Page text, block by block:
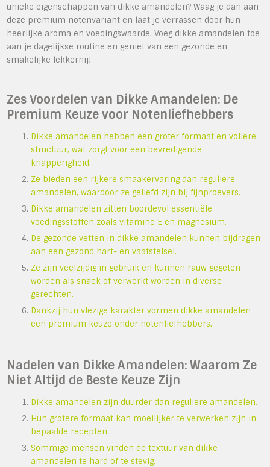
unieke eigenschappen van dikke amandelen? Waag je dan aan
deze premium notenvariant en laat je verrassen door hun
heerlijke aroma en voedingswaarde. Voeg dikke amandelen toe
aan je dagelijkse routine en geniet van een gezonde en
smakelijke lekkernij!
Zes Voordelen van Dikke Amandelen: De
Premium Keuze voor Notenliefhebbers
Dikke amandelen hebben een groter formaat en vollere
structuur, wat zorgt voor een bevredigende
knapperigheid.
Ze bieden een rijkere smaakervaring dan reguliere
amandelen, waardoor ze geliefd zijn bij fijnproevers.
Dikke amandelen zitten boordevol essentiële
voedingsstoffen zoals vitamine E en magnesium.
De gezonde vetten in dikke amandelen kunnen bijdragen
aan een gezond hart- en vaatstelsel.
Ze zijn veelzijdig in gebruik en kunnen rauw gegeten
worden als snack of verwerkt worden in diverse
gerechten.
Dankzij hun vlezige karakter vormen dikke amandelen
een premium keuze onder notenliefhebbers.
Nadelen van Dikke Amandelen: Waarom Ze
Niet Altijd de Beste Keuze Zijn
Dikke amandelen zijn duurder dan reguliere amandelen.
Hun grotere formaat kan moeilijker te verwerken zijn in
bepaalde recepten.
Sommige mensen vinden de textuur van dikke
amandelen te hard of te stevig.